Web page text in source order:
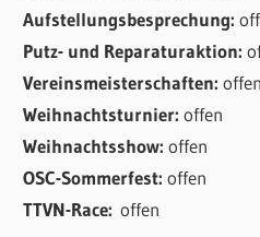
Aufstellungsbesprechung:
Putz- und Reparaturaktion:
Vereinsmeisterschaften:offen
Weihnachtsturnier:offen
Weihnachtsshow:offen
OSC-Sommerfest:offen
TTVN-Race:offen